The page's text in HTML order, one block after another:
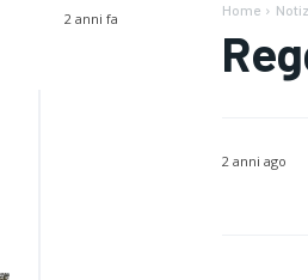
2 anni fa Home
2 anni ago